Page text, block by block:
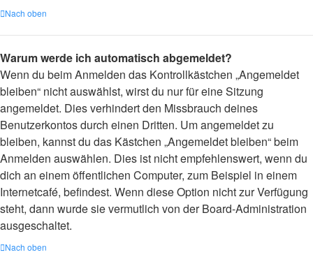
Nach oben
Warum werde ich automatisch abgemeldet?
Wenn du beim Anmelden das Kontrollkästchen „Angemeldet
bleiben“ nicht auswählst, wirst du nur für eine Sitzung
angemeldet. Dies verhindert den Missbrauch deines
Benutzerkontos durch einen Dritten. Um angemeldet zu
bleiben, kannst du das Kästchen „Angemeldet bleiben“ beim
Anmelden auswählen. Dies ist nicht empfehlenswert, wenn du
dich an einem öffentlichen Computer, zum Beispiel in einem
Internetcafé, befindest. Wenn diese Option nicht zur Verfügung
steht, dann wurde sie vermutlich von der Board-Administration
ausgeschaltet.
Nach oben